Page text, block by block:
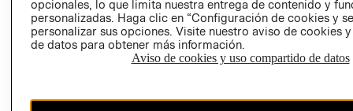
Colombia ($)
CAMBIAR REGIÓN
opcionales, lo que limita nuestra entrega de contenido y
personalizadas. Haga clic en “Configuración de cookies y
personalizar sus opciones. Visite nuestro aviso de cookies
de datos para obtener más información.
Aviso de cookies y uso compartido de datos